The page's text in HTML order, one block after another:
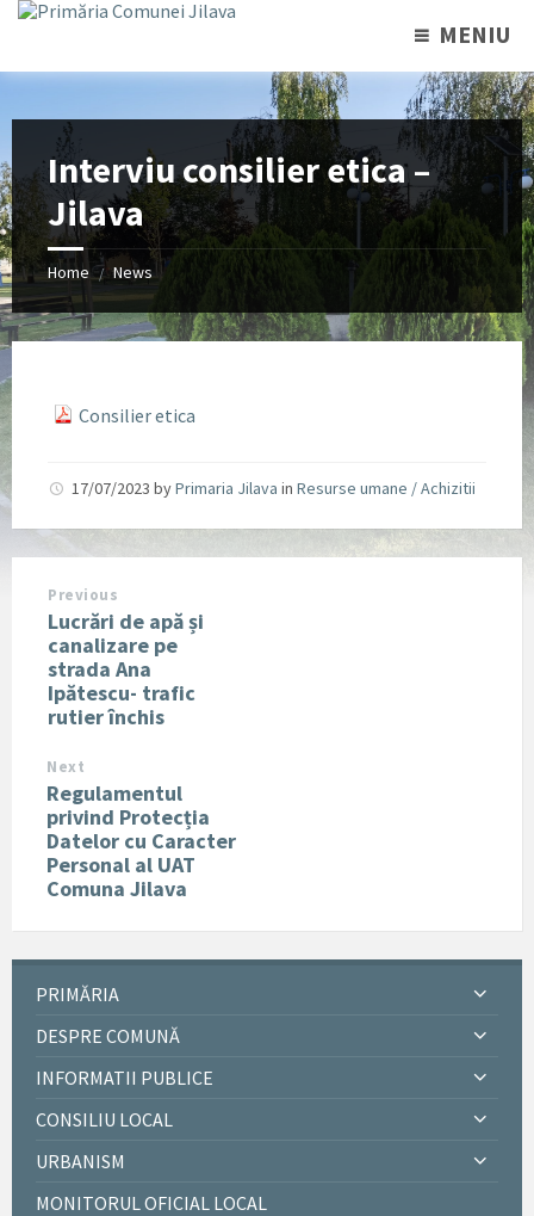
MENIU
Interviu consilier etica –
Jilava
Home / News
Consilier etica
17/07/2023 byPrimaria Jilava in Resurse umane / Achizitii
Previous
Lucrări de apă și
canalizare pe
strada Ana
Ipătescu- trafic
rutier închis
Next
Regulamentul
privind Protecția
Datelor cu Caracter
Personal al UAT
Comuna Jilava
PRIMĂRIA
DESPRE COMUNĂ
INFORMATII PUBLICE
CONSILIU LOCAL
URBANISM
MONITORUL OFICIAL LOCAL